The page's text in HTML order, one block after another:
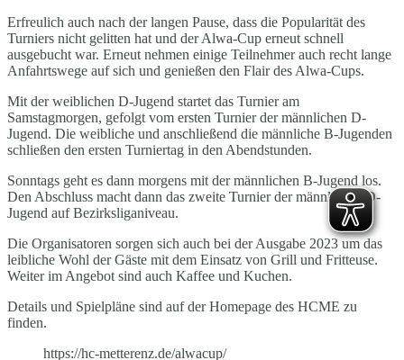
Erfreulich auch nach der langen Pause, dass die Popularität des
Turniers nicht gelitten hat und der Alwa-Cup erneut schnell
ausgebucht war. Erneut nehmen einige Teilnehmer auch recht lange
Anfahrtswege auf sich und genießen den Flair des Alwa-Cups.
Mit der weiblichen D-Jugend startet das Turnier am
Samstagmorgen, gefolgt vom ersten Turnier der männlichen D-
Jugend. Die weibliche und anschließend die männliche B-Jugenden
schließen den ersten Turniertag in den Abendstunden.
Sonntags geht es dann morgens mit der männlichen B-Jugend los.
Den Abschluss macht dann das zweite Turnier der männlichen D-
Jugend auf Bezirksliganiveau.
Die Organisatoren sorgen sich auch bei der Ausgabe 2023 um das
leibliche Wohl der Gäste mit dem Einsatz von Grill und Fritteuse.
Weiter im Angebot sind auch Kaffee und Kuchen.
Details und Spielpläne sind auf der Homepage des HCME zu
finden.
https://hc-metterenz.de/alwacup/